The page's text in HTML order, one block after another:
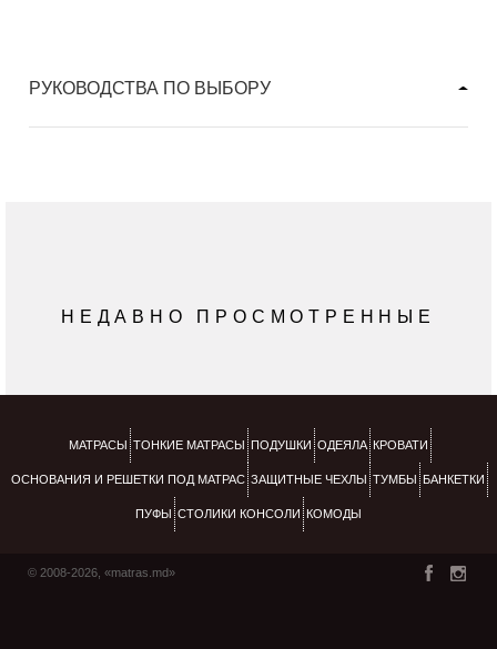
РУКОВОДСТВА ПО ВЫБОРУ
НЕДАВНО ПРОСМОТРЕННЫЕ
МАТРАСЫ ТОНКИЕ МАТРАСЫ ПОДУШКИ ОДЕЯЛА КРОВАТИ
ОСНОВАНИЯ И РЕШЕТКИ ПОД МАТРАС ЗАЩИТНЫЕ ЧЕХЛЫ ТУМБЫ БАНКЕТКИ
ПУФЫ СТОЛИКИ КОНСОЛИ КОМОДЫ
© 2008-2026, «matras.md»